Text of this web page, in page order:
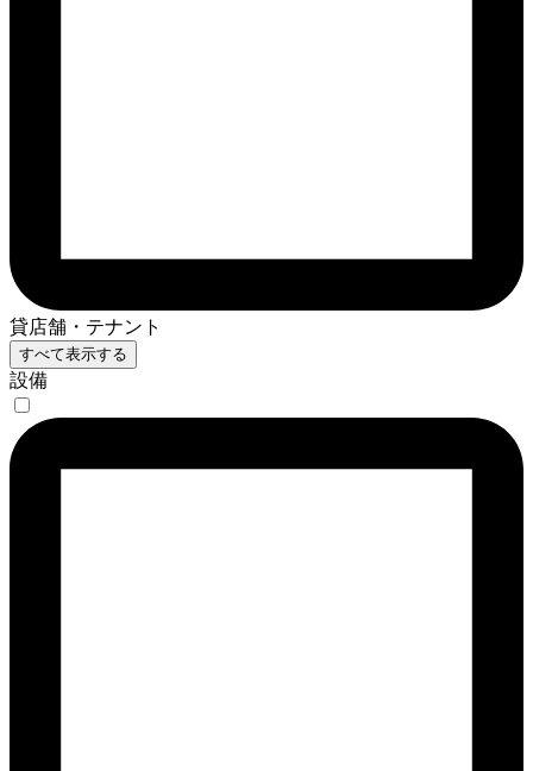
貸店舗・テナント
すべて表示する
設備